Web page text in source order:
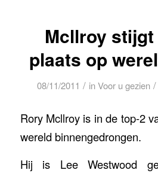
Mcllroy stijgt
plaats op
08/11/2011 / inVoor u gezien /
Rory Mcllroy is in de top-2
wereld binnengedrongen.
Hij is Lee Westwood